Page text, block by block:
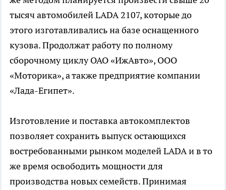
тысяч автомобилей LADA 2107, которые до
этого изготавливались на базе оснащенного
кузова. Продолжат работу по полному
сборочному циклу ОАО «ИжАвто», ООО
«Моторика», а также предприятие компании
«Лада-Египет».
Изготовление и поставка автокомплектов
позволяет сохранить выпуск остающихся
востребованными рынком моделей LADA и в то
же время освободить мощности для
производства новых семейств. Принимая